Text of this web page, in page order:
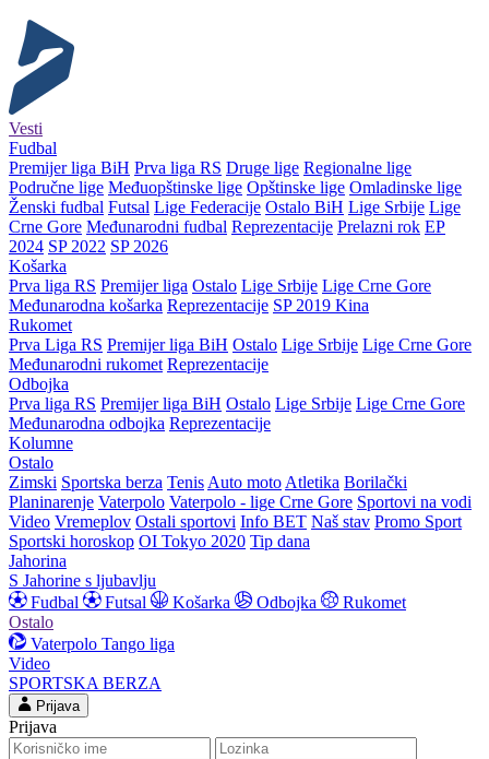
Vesti
Fudbal
Premijer liga BiH Prva liga RS Druge lige Regionalne lige
Područne lige Međuopštinske lige Opštinske lige Omladinske lige
Ženski fudbal Futsal Lige Federacije Ostalo BiH Lige Srbije Lige
Crne Gore Međunarodni fudbal Reprezentacije Prelazni rok EP
2024 SP 2022 SP 2026
Košarka
Prva liga RS Premijer liga Ostalo Lige Srbije Lige Crne Gore
Međunarodna košarka Reprezentacije SP 2019 Kina
Rukomet
Prva Liga RS Premijer liga BiH Ostalo Lige Srbije Lige Crne Gore
Međunarodni rukomet Reprezentacije
Odbojka
Prva liga RS Premijer liga BiH Ostalo Lige Srbije Lige Crne Gore
Međunarodna odbojka Reprezentacije
Kolumne
Ostalo
Zimski Sportska berza Tenis Auto moto Atletika Borilački
Planinarenje Vaterpolo Vaterpolo - lige Crne Gore Sportovi na vodi
Video Vremeplov Ostali sportovi Info BET Naš stav Promo Sport
Sportski horoskop OI Tokyo 2020 Tip dana
Jahorina
S Jahorine s ljubavlju
Fudbal
Futsal Košarka Odbojka
Rukomet
Ostalo
Vaterpolo Tango liga
Video
SPORTSKA BERZA
Prijava
Prijava